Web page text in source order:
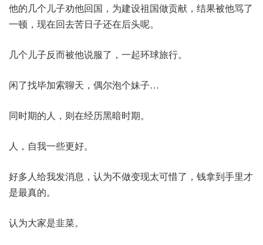
他的几个儿子劝他回国，为建设祖国做贡献，结果被他骂了
一顿，现在回去苦日子还在后头呢。
几个儿子反而被他说服了，一起环球旅行。
闲了找毕加索聊天，偶尔泡个妹子…
同时期的人，则在经历黑暗时期。
人，自我一些更好。
好多人给我发消息，认为不做变现太可惜了，钱拿到手里才
是最真的。
认为大家是韭菜。